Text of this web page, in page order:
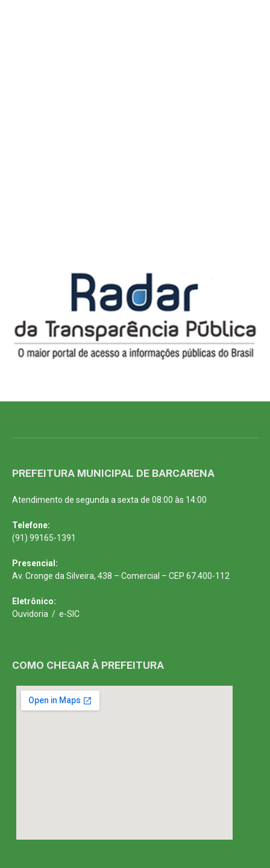
PREFEITURA MUNICIPAL DE BARCARENA
Atendimento de segunda a sexta de 08:00 às 14:00
Telefone:
(91) 99165-1391
Presencial:
Av. Cronge da Silveira, 438 – Comercial – CEP 67.400-112
Eletrônico:
Ouvidoria / e-SIC
COMO CHEGAR À PREFEITURA